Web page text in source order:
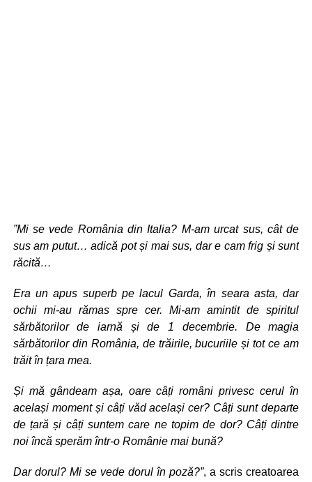
”Mi se vede România din Italia? M-am urcat sus, cât de
sus am putut… adică pot și mai sus, dar e cam frig și sunt
răcită…
Era un apus superb pe lacul Garda, în seara asta, dar
ochii mi-au rămas spre cer. Mi-am amintit de spiritul
sărbătorilor de iarnă și de 1 decembrie. De magia
sărbătorilor din România, de trăirile, bucuriile și tot ce am
trăit în țara mea.
Și mă gândeam așa, oare câți români privesc cerul în
același moment și câți văd același cer? Câți sunt departe
de țară și câți suntem care ne topim de dor? Câți dintre
noi încă sperăm într-o Românie mai bună?
Dar dorul? Mi se vede dorul în poză?”, a scris creatoarea